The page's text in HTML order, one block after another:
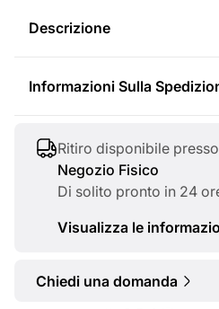
Descrizione
Informazioni Sulla
Ritiro disponibile presso
Negozio Fisico
Di solito pronto in 24
Visualizza le
Chiedi una domanda